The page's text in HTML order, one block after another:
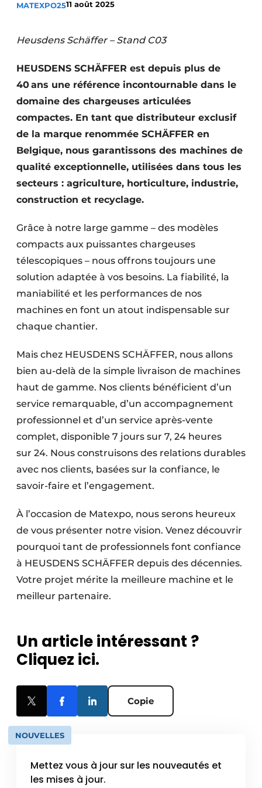
Construction bois
Contrôle d’accès
Fondations
Façades
Géotextiles
Infrastructures souterraines et égouttage
Protection solaire
Rénovation
Sécurité incendie
Software
Techniques ferroviaires
Travaux ferroviaires
MATEXPO2511 août 2025
Heusdens Schäffer – Stand C03
HEUSDENS SCHÄFFER est depuis plus de
40 ans une référence incontournable dans le
domaine des chargeuses articulées
compactes. En tant que distributeur exclusif
de la marque renommée SCHÄFFER en
Belgique, nous garantissons des machines de
qualité exceptionnelle, utilisées dans tous les
secteurs : agriculture, horticulture, industrie,
construction et recyclage.
Grâce à notre large gamme – des modèles
compacts aux puissantes chargeuses
télescopiques – nous offrons toujours une
solution adaptée à vos besoins. La fiabilité, la
maniabilité et les performances de nos
machines en font un atout indispensable sur
chaque chantier.
Mais chez HEUSDENS SCHÄFFER, nous allons
bien au-delà de la simple livraison de machines
haut de gamme. Nos clients bénéficient d’un
service remarquable, d’un accompagnement
professionnel et d’un service après-vente
complet, disponible 7 jours sur 7, 24 heures
sur 24. Nous construisons des relations durables
avec nos clients, basées sur la confiance, le
savoir-faire et l’engagement.
À l’occasion de Matexpo, nous serons heureux
de vous présenter notre vision. Venez découvrir
pourquoi tant de professionnels font confiance
à HEUSDENS SCHÄFFER depuis des décennies.
Votre projet mérite la meilleure machine et le
meilleur partenaire.
Un article intéressant ?
Cliquez ici.
Copie
NOUVELLES
Mettez vous à jour sur les nouveautés et
les mises à jour.